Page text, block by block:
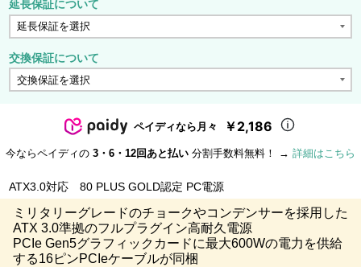
延長保証について
交換保証について
ペイディなら月々 ￥2,186
今ならペイディの 3・6・12回あと払い 分割手数料無料！ → 詳細はこちら
ATX3.0対応 80 PLUS GOLD認定 PC電源
ミリタリーグレードのチョークやコンデンサーを採用した
ATX 3.0準拠のフルプラグイン高耐久電源
PCIe Gen5グラフィックカードに最大600Wの電力を供給
する16ピンPCIeケーブルが同梱